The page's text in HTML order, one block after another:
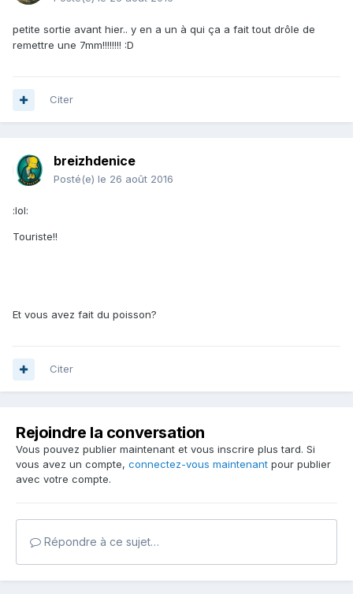
petite sortie avant hier.. y en a un à qui ça a fait tout drôle de
remettre une 7mm!!!!!!!! :D
Citer
breizhdenice
Posté(e) le 26 août 2016
:lol:
Touriste!!
Et vous avez fait du poisson?
Citer
Rejoindre la conversation
Vous pouvez publier maintenant et vous inscrire plus tard. Si
vous avez un compte, connectez-vous maintenant pour publier
avec votre compte.
Répondre à ce sujet…